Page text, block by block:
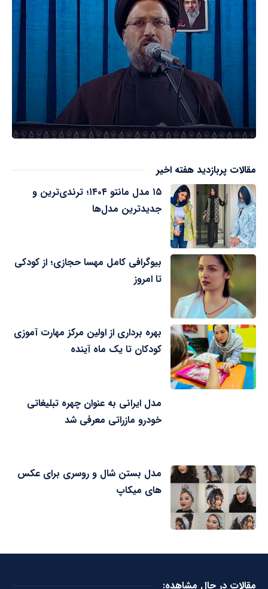
مقالات پربازدید هفته اخیر
۱۵ مدل مانتو ۱۴۰۴؛ ترندی‌ترین و
جدیدترین مدل‌ها
بیوگرافی کامل مهسا حجازی؛ از کودکی
تا امروز
بهره برداری از اولین مرکز مهارت آموزی
کودکان تا یک ماه آینده
مدل ایرانی به عنوان چهره تبلیغاتی
خودرو مازراتی معرفی شد
مدل بستن شال و روسری برای عکس
های میکاپ
مقالات در حال مشاهده: